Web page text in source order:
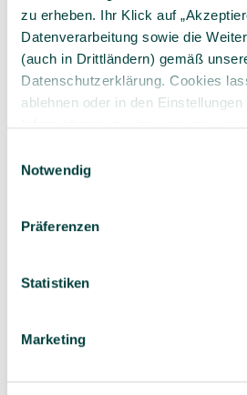
zu erheben. Ihr Klick auf
Datenverarbeitung sowie die
(auch in Drittländern) gemäß
Datenschutzerklärung. Cookies
ablehnen oder in den
schutz­erklärung
Notwendig
Präferenzen
Statistiken
Marketing
Sorgfältig ausgewähltes
Geprüfte Lieferkette
1-
Ähnliche